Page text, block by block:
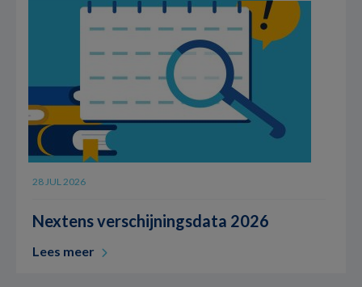
28 JUL 2026
Nextens verschijningsdata 2026
Lees meer